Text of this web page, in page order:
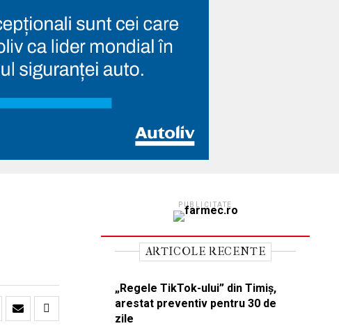
PUBLICITATE
ARTICOLE RECENTE
„Regele TikTok-ului” din Timiș,
arestat preventiv pentru 30 de
zile